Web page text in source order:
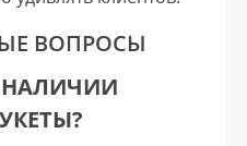
ВОПРОСЫ
НАЛИЧИИ